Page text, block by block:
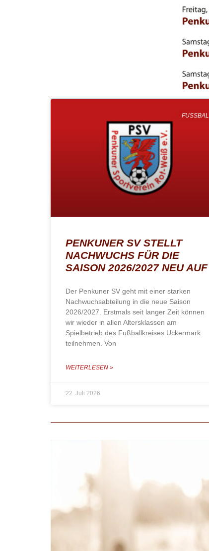
FUSSBALL
PENKUNER SV STELLT
NACHWUCHS FÜR DIE
SAISON 2026/2027 NEU AUF
Der Penkuner SV geht mit einer starken
Nachwuchsabteilung in die neue Saison
2026/2027. Erstmals seit langer Zeit können
wir wieder in allen Altersklassen am
Spielbetrieb des Fußballkreises Uckermark
teilnehmen. Von
WEITERLESEN »
22. Juli 2026